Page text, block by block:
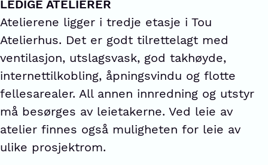
LEDIGE ATELIERER
Atelierene ligger i tredje etasje i Tou
Atelierhus. Det er godt tilrettelagt med
ventilasjon, utslagsvask, god takhøyde,
internettilkobling, åpningsvindu og flotte
fellesarealer. All annen innredning og utstyr
må besørges av leietakerne. Ved leie av
atelier finnes også muligheten for leie av
ulike prosjektrom.